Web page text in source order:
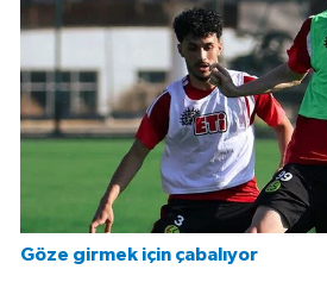
Göze girmek için çabalıyor